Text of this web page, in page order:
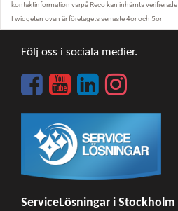
Följ oss i sociala medier.
ServiceLösningar i Stockholm